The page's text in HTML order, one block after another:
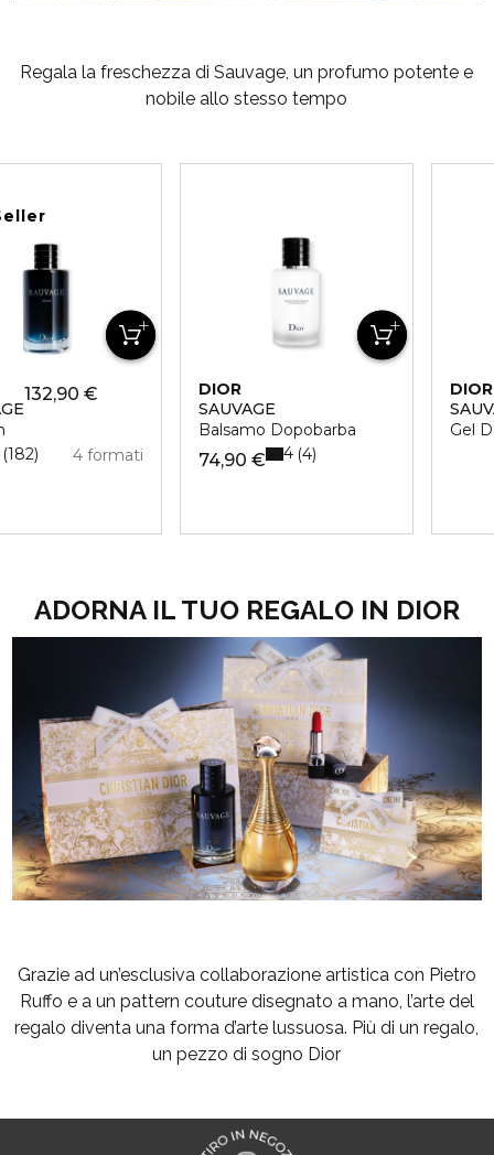
Regala la freschezza di Sauvage, un profumo potente e
nobile allo stesso tempo
132,90 €
4 formati
182
DIOR
SAUVAGE
Balsamo Dopobarba
74,90 € 4 4
DIOR
Gel
ADORNA IL TUO REGALO IN DIOR
Grazie ad un’esclusiva collaborazione artistica con Pietro
Ruffo e a un pattern couture disegnato a mano, l’arte del
regalo diventa una forma d’arte lussuosa. Più di un regalo,
un pezzo di sogno Dior